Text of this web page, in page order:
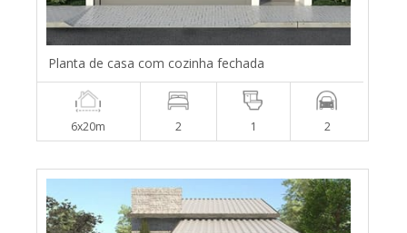
Planta de casa com cozinha fechada
6x20m 2 1 2